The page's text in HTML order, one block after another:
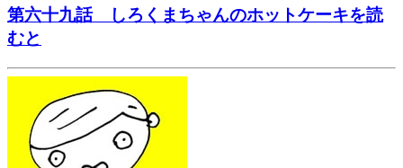
第六十九話 しろくまちゃんのホットケーキを読
むと